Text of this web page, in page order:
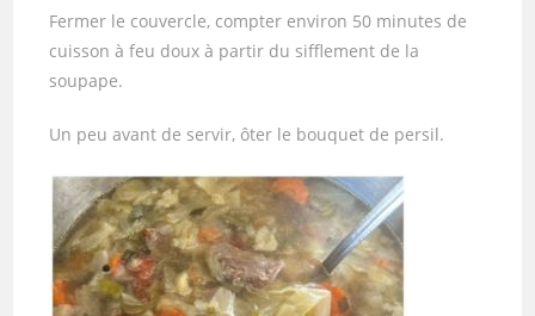
Fermer le couvercle, compter environ 50 minutes de
cuisson à feu doux à partir du sifflement de la
soupape.
Un peu avant de servir, ôter le bouquet de persil.